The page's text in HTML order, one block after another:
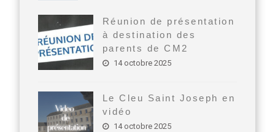
Réunion de présentation
à destination des
parents de CM2
14 octobre 2025
Le Cleu Saint Joseph en
vidéo
14 octobre 2025